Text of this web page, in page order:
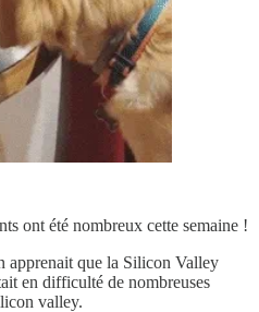
ont été nombreux cette semaine !
apprenait que la Silicon Valley
en difficulté de nombreuses
valley.